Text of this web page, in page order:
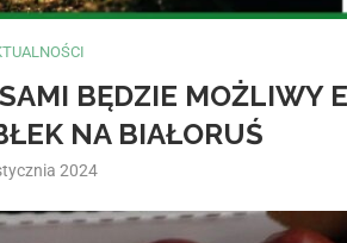
BĘDZIE MOŻLIWY
NA BIAŁORUŚ
2024